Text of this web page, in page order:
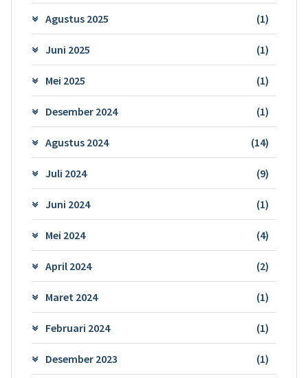
Agustus 2025 (1)
Juni 2025 (1)
Mei 2025 (1)
Desember 2024 (1)
Agustus 2024 (14)
Juli 2024 (9)
Juni 2024 (1)
Mei 2024 (4)
April 2024 (2)
Maret 2024 (1)
Februari 2024 (1)
Desember 2023 (1)